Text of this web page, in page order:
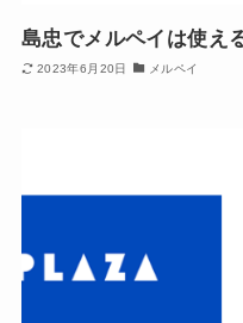
島忠でメルペイは使え
2023年6月20日 メルペイ